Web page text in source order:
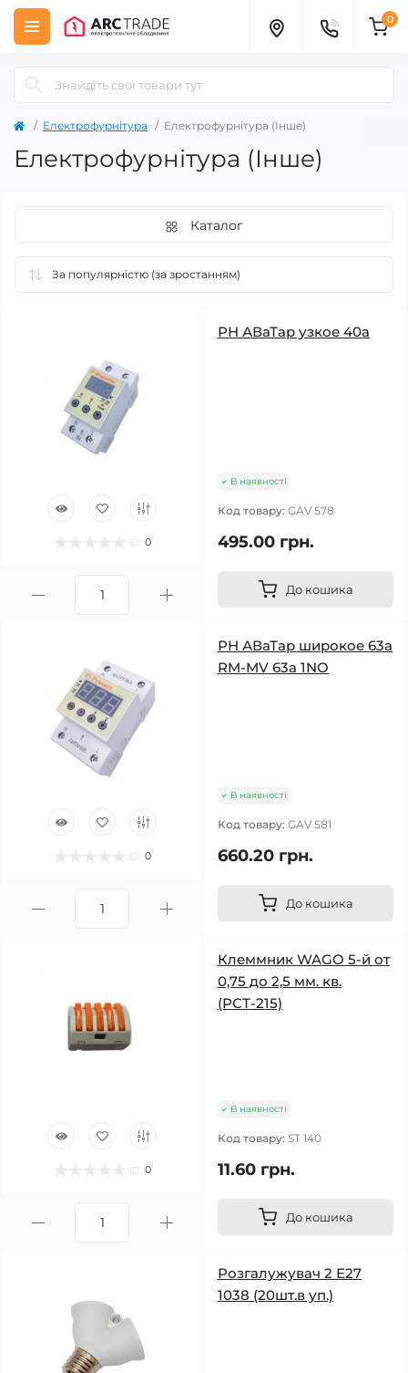
0
Електрофурнітура Електрофурнітура (Інше)
Електрофурнітура (Інше)
Каталог
0
РН АВаТар узкое 40а
В наявності
Код товару: GAV 578
495.00 грн.
До кошика
0
РН АВаТар широкое 63а
RM-MV 63a 1NO
В наявності
Код товару: GAV 581
660.20 грн.
До кошика
0
Клеммник WAGO 5-й от
0,75 до 2,5 мм. кв.
(РСТ-215)
В наявності
Код товару: ST 140
11.60 грн.
До кошика
Розгалужувач 2 Е27
1038 (20шт.в уп.)